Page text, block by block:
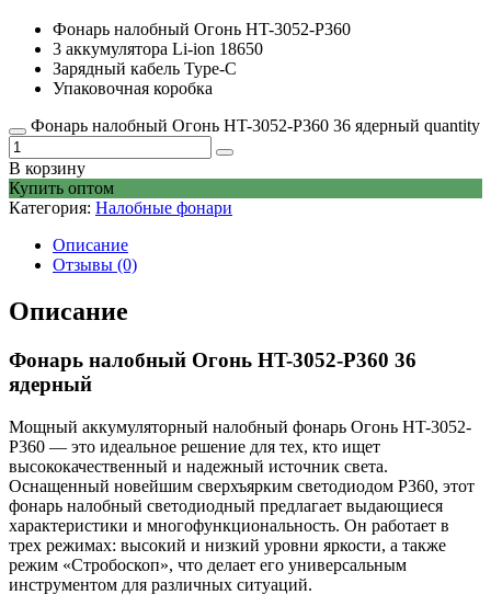
Фонарь налобный Огонь HT-3052-P360
3 аккумулятора Li-ion 18650
Зарядный кабель Type-C
Упаковочная коробка
Фонарь налобный Огонь HT-3052-P360 36 ядерный quantity
В корзину
Купить оптом
Категория: Налобные фонари
Описание
Отзывы (0)
Описание
Фонарь налобный Огонь HT-3052-P360 36
ядерный
Мощный аккумуляторный налобный фонарь Огонь HT-3052-
P360 — это идеальное решение для тех, кто ищет
высококачественный и надежный источник света.
Оснащенный новейшим сверхъярким светодиодом P360, этот
фонарь налобный светодиодный предлагает выдающиеся
характеристики и многофункциональность. Он работает в
трех режимах: высокий и низкий уровни яркости, а также
режим «Стробоскоп», что делает его универсальным
инструментом для различных ситуаций.